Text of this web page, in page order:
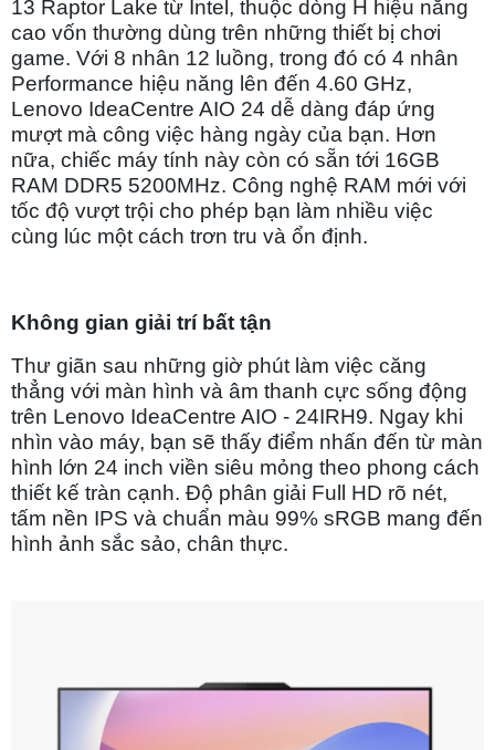
13 Raptor Lake từ Intel, thuộc dòng H hiệu năng
cao vốn thường dùng trên những thiết bị chơi
game. Với 8 nhân 12 luồng, trong đó có 4 nhân
Performance hiệu năng lên đến 4.60 GHz,
Lenovo IdeaCentre AIO 24 dễ dàng đáp ứng
mượt mà công việc hàng ngày của bạn. Hơn
nữa, chiếc máy tính này còn có sẵn tới 16GB
RAM DDR5 5200MHz. Công nghệ RAM mới với
tốc độ vượt trội cho phép bạn làm nhiều việc
cùng lúc một cách trơn tru và ổn định.
Không gian giải trí bất tận
Thư giãn sau những giờ phút làm việc căng
thẳng với màn hình và âm thanh cực sống động
trên Lenovo IdeaCentre AIO - 24IRH9. Ngay khi
nhìn vào máy, bạn sẽ thấy điểm nhấn đến từ màn
hình lớn 24 inch viền siêu mỏng theo phong cách
thiết kế tràn cạnh. Độ phân giải Full HD rõ nét,
tấm nền IPS và chuẩn màu 99% sRGB mang đến
hình ảnh sắc sảo, chân thực.